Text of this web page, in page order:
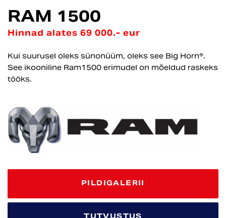
RAM 1500
Hinnad alates 69 000.- eur
Kui suurusel oleks sünonüüm, oleks see Big Horn®.
See ikooniline Ram1500 erimudel on mõeldud raskeks
tööks.
PILDIGALERII